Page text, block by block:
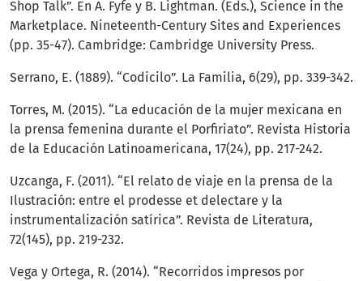
Shop Talk”. En A. Fyfe y B. Lightman. (Eds.), Science in the
Marketplace. Nineteenth-Century Sites and Experiences
(pp. 35-47). Cambridge: Cambridge University Press.
Serrano, E. (1889). “Codicilo”. La Familia, 6(29), pp. 339-342.
Torres, M. (2015). “La educación de la mujer mexicana en
la prensa femenina durante el Porfiriato”. Revista Historia
de la Educación Latinoamericana, 17(24), pp. 217-242.
Uzcanga, F. (2011). “El relato de viaje en la prensa de la
Ilustración: entre el prodesse et delectare y la
instrumentalización satírica”. Revista de Literatura,
72(145), pp. 219-232.
Vega y Ortega, R. (2014). “Recorridos impresos por